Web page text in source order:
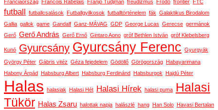
Franciaország Francois Rabelais Franjo Tudjman freudizmus Frodó frontier FTC
futball futballcsalások Futballgyilkosok futballtörténelem fák Galaktikus Birodalom
Gallia gallok game Gandalf Ganz-MÁVAG GDP George Lucas Gerecse germánok
Gerő Gerő András Gerő Ernő Gintaro Aono gróf Bethlen István gróf Klebelsberg
Kunó Gyurcsány Gyurcsány Ferenc Gyurgyák
György Péter Gábris vitéz Géza fejedelem Gödöllő Görögország Habayarimana
Habony Árpád Habsburg Albert Habsburg Ferdinánd Habsburgok Hajdú Péter
Halas halasiak Halasi Hét Halasi Hírek halasi puma
Halasi
Tükör Halas Zsaru halottak napja halászlé hang Han Solo Havasi Bertalan